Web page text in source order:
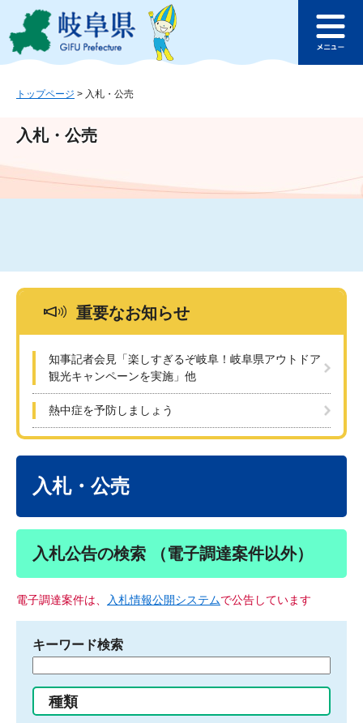
ジ
ュ
文
このページの本文へ
ュ
トップページ > 入札・公売
入札・公売
重要なお知らせ
知事記者会見「楽しすぎるぞ岐阜！岐阜県アウトドア
観光キャンペーンを実施」他
熱中症を予防しましょう
入札・公売
入札公告の検索 （電子調達案件以外）
電子調達案件は、 入札情報公開システムで公告しています
キーワード検索
る
種類